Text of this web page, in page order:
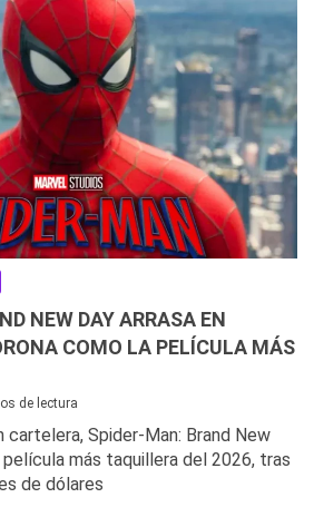
NEW DAY ARRASA EN
COMO LA PELÍCULA MÁS
de lectura
cartelera, Spider-Man: Brand New
más taquillera del 2026, tras
de dólares